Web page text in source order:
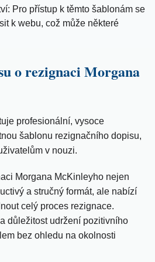
Pro přístup k těmto šablonám se
k webu, což může některé
o rezignaci Morgana
profesionální, vysoce
šablonu rezignačního dopisu,
v nouzi.
Morgana McKinleyho nejen
a stručný formát, ale nabízí
celý proces rezignace.
důležitost udržení pozitivního
bez ohledu na okolnosti